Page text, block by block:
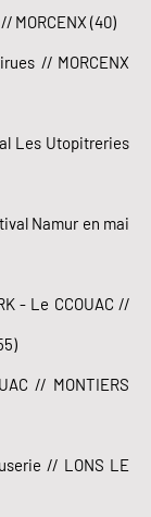
MORCENX (40)
// MORCENX
Les Utopitreries
Namur en mai
- Le CCOUAC //
// MONTIERS
// LONS LE